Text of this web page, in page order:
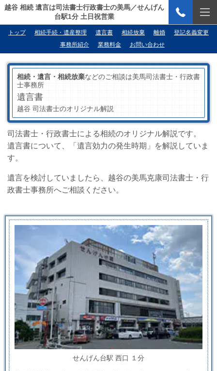
越谷 相続 遺言は司法書士行政書士の美馬／せんげん
台駅1分 土日祝営業
トップ 相続手続・遺産整理 遺言書 相続放棄 離婚
登記名義変更
事務所紹介
業務料金 お問い合わせ
相続・遺言・相続放棄などのご相談は美馬司法書士・行政書
士事務所
遺言書
越谷 司法書士のオリジナル解説
司法書士・行政書士による相続のオリジナル解説です。
遺言書について、「遺言効力の発生時期」を解説していま
す。
遺言を検討していましたら、越谷の美馬克康司法書士・行
政書士事務所へご相談ください。
せんげん台駅 西口 １分